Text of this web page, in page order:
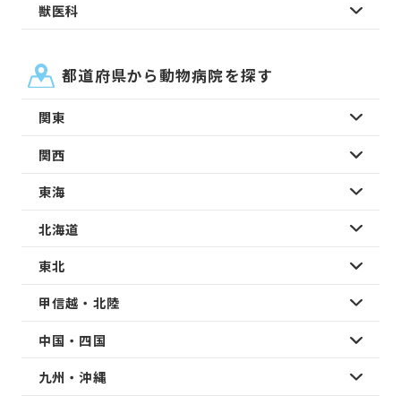
獣医科
都道府県から動物病院を探す
関東
関西
東海
北海道
東北
甲信越・北陸
中国・四国
九州・沖縄